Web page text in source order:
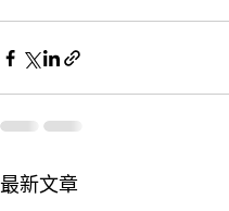
最新文章